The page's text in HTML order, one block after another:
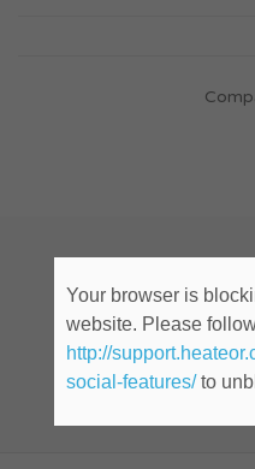
Your browser is
website. Please
http://
social-features/to